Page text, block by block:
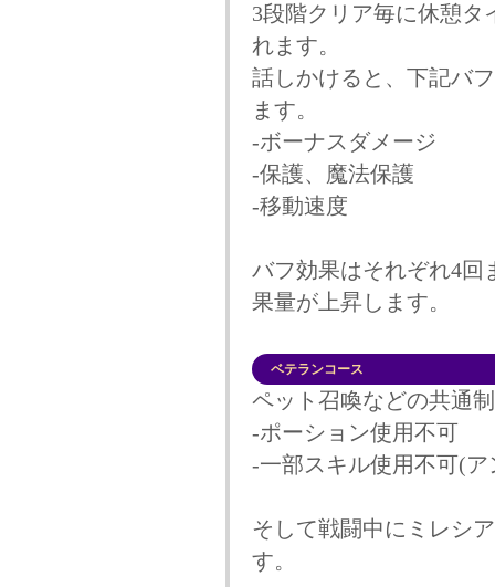
3段階クリア毎に休憩タ
れます。
話しかけると、下記バ
ます。
-ボーナスダメージ
-保護、魔法保護
-移動速度
バフ効果はそれぞれ4回
果量が上昇します。
ベテランコース
ペット召喚などの共通
-ポーション使用不可
-一部スキル使用不可(
そして戦闘中にミレシ
す。